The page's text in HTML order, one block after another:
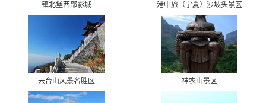
镇北堡西部影城 港中旅（宁夏）沙坡头景区
云台山风景名胜区 神农山景区